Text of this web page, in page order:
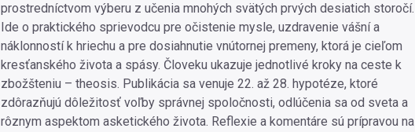
prostredníctvom výberu z učenia mnohých svätých prvých desiatich storočí.
Ide o praktického sprievodcu pre očistenie mysle, uzdravenie vášní a
náklonností k hriechu a pre dosiahnutie vnútornej premeny, ktorá je cieľom
kresťanského života a spásy. Človeku ukazuje jednotlivé kroky na ceste k
zbožšteniu – theosis. Publikácia sa venuje 22. až 28. hypotéze, ktoré
zdôrazňujú dôležitosť voľby správnej spoločnosti, odlúčenia sa od sveta a
rôznym aspektom asketického života. Reflexie a komentáre sú prípravou na